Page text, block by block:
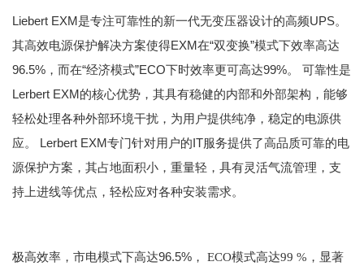
Liebert EXM是专注可靠性的新一代无变压器设计的高频UPS。
其高效电源保护解决方案使得EXM在“双变换”模式下效率高达
96.5%，而在“经济模式”ECO下时效率更可高达99%。 可靠性是
Lerbert EXM的核心优势，其具有稳健的内部和外部架构，能够
轻松处理各种外部环境干扰，为用户提供纯净，稳定的电源供
应。 Lerbert EXM专门针对用户的IT服务提供了高品质可靠的电
源保护方案，其占地面积小，重量轻，具有灵活气流管理，支
持上进线等优点，轻松应对各种安装需求。
极高效率，市电模式下高达96.5% ， ECO模式高达99 % ，显著